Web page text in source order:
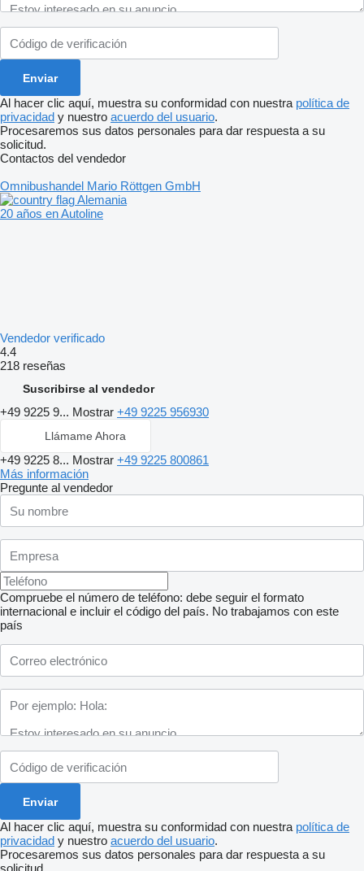
Al hacer clic aquí, muestra su conformidad con nuestra política de
privacidad y nuestro acuerdo del usuario.
Procesaremos sus datos personales para dar respuesta a su
solicitud.
Contactos del vendedor
Omnibushandel Mario Röttgen GmbH
Alemania
20 años en Autoline
Vendedor verificado
4.4
218 reseñas
Suscribirse al vendedor
+49 9225 9... Mostrar +49 9225 956930
Llámame Ahora
+49 9225 8... Mostrar +49 9225 800861
Más información
Pregunte al vendedor
Compruebe el número de teléfono: debe seguir el formato
internacional e incluir el código del país. No trabajamos con este
país
Al hacer clic aquí, muestra su conformidad con nuestra política de
privacidad y nuestro acuerdo del usuario.
Procesaremos sus datos personales para dar respuesta a su